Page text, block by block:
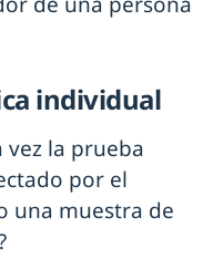
individual
vez la prueba
por el
una muestra de